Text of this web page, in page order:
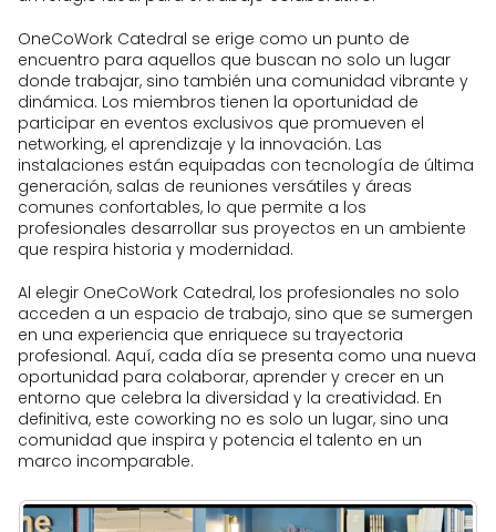
OneCoWork Catedral se erige como un punto de
encuentro para aquellos que buscan no solo un lugar
donde trabajar, sino también una comunidad vibrante y
dinámica. Los miembros tienen la oportunidad de
participar en eventos exclusivos que promueven el
networking, el aprendizaje y la innovación. Las
instalaciones están equipadas con tecnología de última
generación, salas de reuniones versátiles y áreas
comunes confortables, lo que permite a los
profesionales desarrollar sus proyectos en un ambiente
que respira historia y modernidad.
Al elegir OneCoWork Catedral, los profesionales no solo
acceden a un espacio de trabajo, sino que se sumergen
en una experiencia que enriquece su trayectoria
profesional. Aquí, cada día se presenta como una nueva
oportunidad para colaborar, aprender y crecer en un
entorno que celebra la diversidad y la creatividad. En
definitiva, este coworking no es solo un lugar, sino una
comunidad que inspira y potencia el talento en un
marco incomparable.